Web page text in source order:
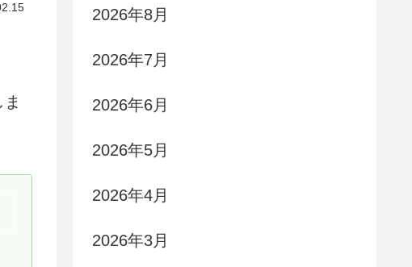
2026年8月
2026年7月
2026年6月
2026年5月
2026年4月
2026年3月